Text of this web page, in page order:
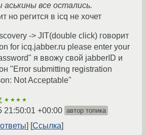
все остались.
но регится в icq не хочет
-> JIT(double click) говорит
for icq.jabber.ru please enter your
я ввожу свой jabberID и
"Error submitting registration
Not Acceptable"
★★★★
21:50:01 +00:00 автор топика
Ссылка